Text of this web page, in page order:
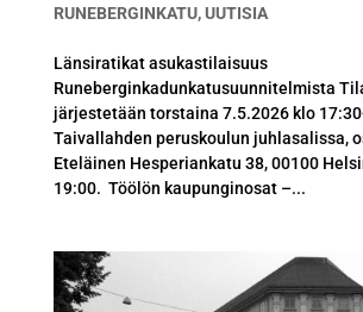
RUNEBERGINKATU,UUTISIA
Länsiratikat asukastilaisuus
Runeberginkadunkatusuunnitelmista
järjestetään torstaina 7.5.2026 klo
Taivallahden peruskoulun juhlasalissa,
Eteläinen Hesperiankatu 38, 00100
19:00. Töölön kaupunginosat –...